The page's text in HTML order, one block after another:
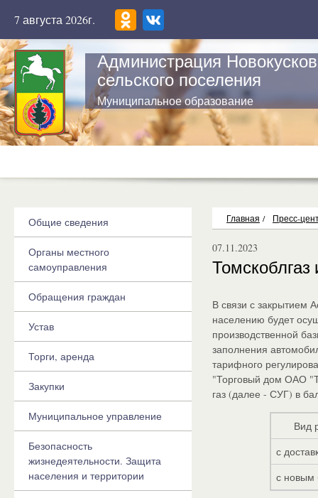
7 августа 2026г.
Администрация
сельского поселения
Муниципальное образование
Главная / Пресс-
07.11.2023
В связи с закрытием
населению будет
производственной
заполнения
тарифного
"Торговый дом ОАО
газ (далее - СУГ) в
Вид
с
с новым
Общие сведения
Органы местного
самоуправления
Обращения граждан
Устав
Торги, аренда
Закупки
Муниципальное управление
Безопасность
жизнедеятельности. Защита
населения и территории